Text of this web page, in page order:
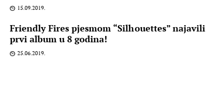
15.09.2019.
Friendly Fires pjesmom “Silhouettes” najavili
prvi album u 8 godina!
25.06.2019.